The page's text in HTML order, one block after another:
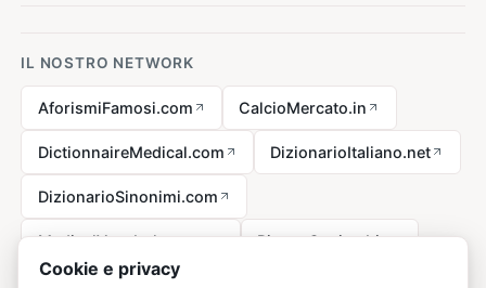
IL NOSTRO NETWORK
AforismiFamosi.com CalcioMercato.in
DictionnaireMedical.com DizionarioItaliano.net
DizionarioSinonimi.com
MedicalVocabulary.org RicetteCucina.biz
Cookie e privacy